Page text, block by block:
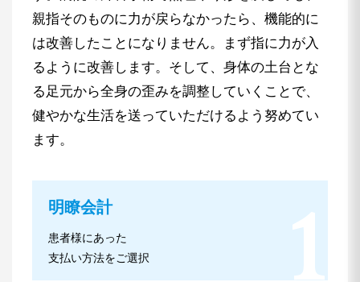
親指そのものに力が戻らなかったら、機能的に
は改善したことになりません。まず指に力が入
るように改善します。そして、身体の土台とな
る足元から全身の歪みを調整していくことで、
健やかな生活を送っていただけるよう努めてい
ます。
明瞭会計
患者様にあった
支払い方法をご選択